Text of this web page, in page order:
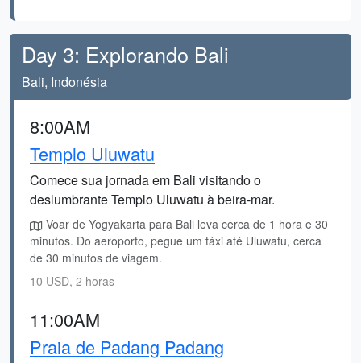
Day 3: Explorando Bali
Bali, Indonésia
8:00AM
Templo Uluwatu
Comece sua jornada em Bali visitando o
deslumbrante Templo Uluwatu à beira-mar.
Voar de Yogyakarta para Bali leva cerca de 1 hora e 30
minutos. Do aeroporto, pegue um táxi até Uluwatu, cerca
de 30 minutos de viagem.
10 USD, 2 horas
11:00AM
Praia de Padang Padang